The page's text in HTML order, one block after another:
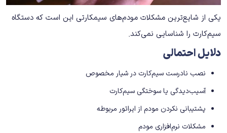
یکی از شایع‌ترین مشکلات مودم‌های سیمکارتی این است که دستگاه
سیم‌کارت را شناسایی نمی‌کند.
دلایل احتمالی
نصب نادرست سیم‌کارت در شیار مخصوص
آسیب‌دیدگی یا سوختگی سیم‌کارت
پشتیبانی نکردن مودم از اپراتور مربوطه
مشکلات نرم‌افزاری مودم